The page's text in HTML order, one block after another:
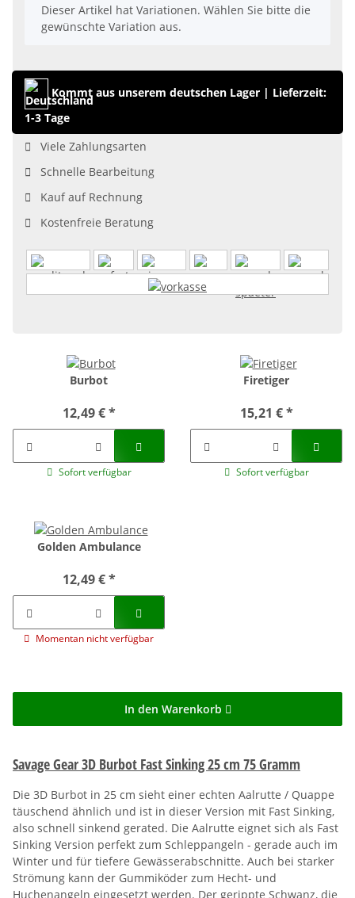
x
Dieser Artikel hat Variationen. Wählen Sie bitte die
gewünschte Variation aus.
Kommt aus unserem deutschen Lager | Lieferzeit:
1-3 Tage
Viele Zahlungsarten
Schnelle Bearbeitung
Kauf auf Rechnung
Kostenfreie Beratung
Burbot
12,49 €*
Sofort verfügbar
Firetiger
15,21 €*
Sofort verfügbar
Golden Ambulance
12,49 €*
Momentan nicht verfügbar
In den Warenkorb
Savage Gear 3D Burbot Fast Sinking 25 cm 75 Gramm
Die 3D Burbot in 25 cm sieht einer echten Aalrutte / Quappe
täuschend ähnlich und ist in dieser Version mit Fast Sinking,
also schnell sinkend gerated. Die Aalrutte eignet sich als Fast
Sinking Version perfekt zum Schleppangeln - gerade auch im
Winter und für tiefere Gewässerabschnitte. Auch bei starker
Strömung kann der Gummiköder zum Hecht- und
Huchenangeln eingesetzt werden. Der gerippte Schwanz, die